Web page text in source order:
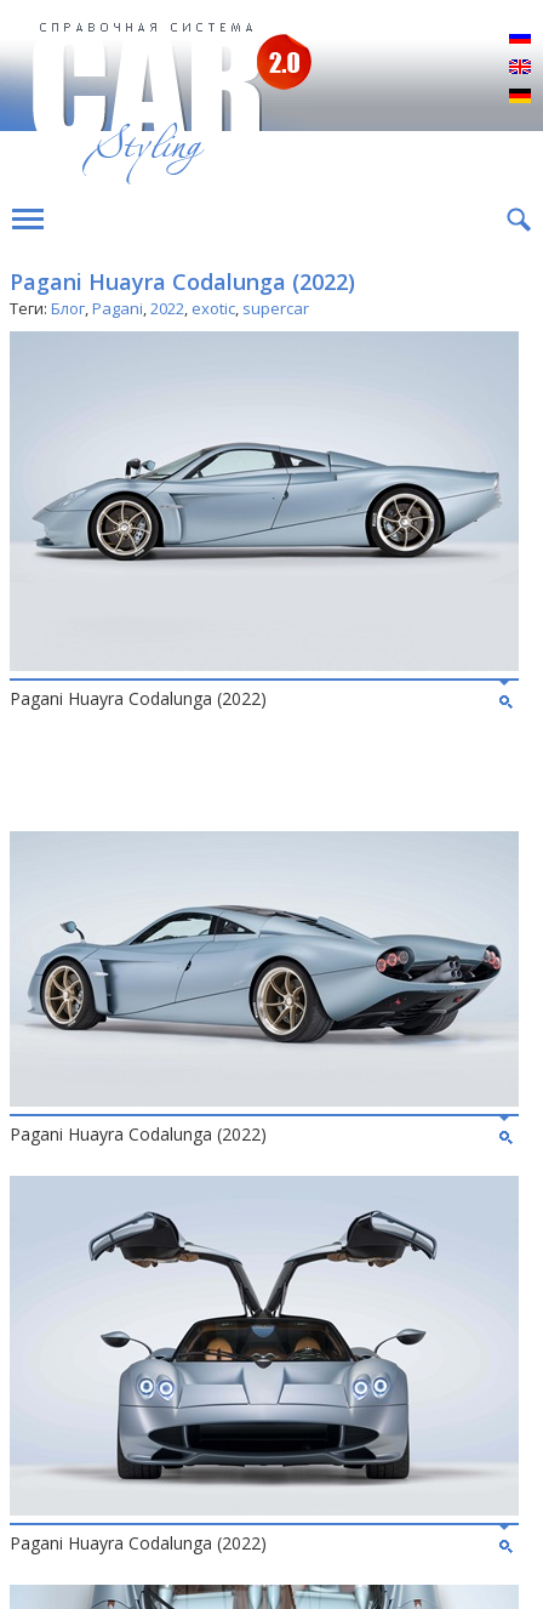
Pagani Huayra Codalunga (2022)
Теги: Блог,Pagani,2022, exotic, supercar
Pagani Huayra Codalunga (2022)
Pagani Huayra Codalunga (2022)
Pagani Huayra Codalunga (2022)